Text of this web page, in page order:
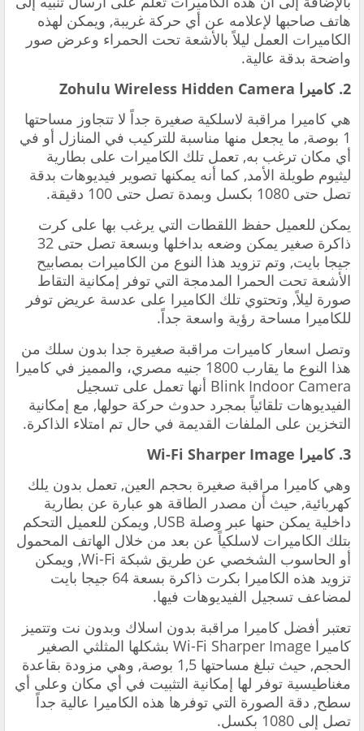
هاتف صاحبها لإعلامه عن أي حركة غريبة, ويمكن لهذه
الكاميرات العمل ليلاً بالأشعة تحت الحمراء وعرض صور
واضحة بدقة عالية.
2. كاميرا Zohulu Wireless Hidden Camera
هي كاميرا مراقبة لاسلكية صغيرة جداً لا تتجاوز مساحتها
1 بوصة, ما يجعل منها مناسبة للتركيب في المنازل أو في
أي مكان ترغب به, تعمل تلك الكاميرات على بطارية
ليثيوم طويلة الأمد, كما أنه يمكنها تصوير فيديوهات بدقة
تصل حتى 1080 بكسل وبمدة تصل حتى 100 دقيقة.
يمكن للعميل حفظ اللقطات التي يرغب بها على كرت
ذاكرة صغير يمكن وضعه بداخلها وبسعة تصل حتى 32
جيجا بايت, وتم تزويد هذا النوع من الكاميرات بمصابيح
الأشعة تحت الحمرا المدمجة التي توفر إمكانية التقاط
صورة ليلاً, وتحتوي تلك الكاميرا على عدسة عريض توفر
للكاميرا مساحة رؤية واسعة جداً.
وتصل اسعار كاميرات مراقبة صغيرة جدا بدون سلك من
هذا النوع ما يقارب 1800 جنيه مصري، والمميز في كاميرا
Blink Indoor Camera أنها تعمل على تسجيل
الفيديوهات تلقائياً بمجرد حدوث حركة حولها, مع إمكانية
التخزين على الملفات القديمة في حال تم امتلاء الذاكرة.
3. كاميرا Wi-Fi Sharper Image
وهي كاميرا مراقبة صغيرة بحجم العين, تعمل بدون يلك
كهربائية, حيث أن مصدر الطاقة هو عبارة عن بطارية
داخلية يمكن حنها عبر وصلة USB, ويمكن للعميل التحكم
بتلك الكاميرات لاسلكياً عن بعد من خلال الهاتف المحمول
أو الحاسوب الشخصي عن طريق شبكة Wi-Fi, ويمكن
تزويد هذه الكاميرا بكرت ذاكرة بسعة 64 جيجا بايت
لمضاعف تسجيل الفيديوهات فيها.
تعتبر أفضل كاميرا مراقبة بدون اسلاك وبدون نت وتتميز
كاميرا Wi-Fi Sharper Image بشكلها المثلثي الصغير
الحجم, حيث تبلغ مساحتها 1,5 بوصة, وهي مزودة بقاعدة
مغناطيسية توفر لها إمكانية التثبيت في أي مكان وعلى أي
سطح, دقة الصورة التي توفرها هذه الكاميرا عالية جداً
تصل إلى 1080 بكسل.